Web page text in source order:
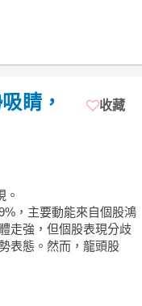
睛，
收藏
。
，主要動能來自個股鴻
走強，但個股表現分歧
表態。然而，龍頭股